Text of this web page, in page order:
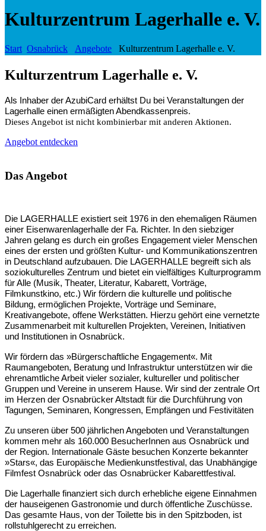
Kulturzentrum Lagerhalle e. V.
Start Osnabrück Angebote Kulturzentrum Lagerhalle e. V.
Kulturzentrum Lagerhalle e. V.
Als Inhaber der AzubiCard erhältst Du bei Veranstaltungen der
Lagerhalle einen ermäßigten Abendkassenpreis.
Dieses Angebot ist nicht kombinierbar mit anderen Aktionen.
Angebot entdecken
Das Angebot
Die LAGERHALLE existiert seit 1976 in den ehemaligen Räumen
einer Eisenwarenlagerhalle der Fa. Richter. In den siebziger
Jahren gelang es durch ein großes Engagement vieler Menschen
eines der ersten und größten Kultur- und Kommunikationszentren
in Deutschland aufzubauen. Die LAGERHALLE begreift sich als
soziokulturelles Zentrum und bietet ein vielfältiges Kulturprogramm
für Alle (Musik, Theater, Literatur, Kabarett, Vorträge,
Filmkunstkino, etc.) Wir fördern die kulturelle und politische
Bildung, ermöglichen Projekte, Vorträge und Seminare,
Kreativangebote, offene Werkstätten. Hierzu gehört eine vernetzte
Zusammenarbeit mit kulturellen Projekten, Vereinen, Initiativen
und Institutionen in Osnabrück.
Wir fördern das »Bürgerschaftliche Engagement«. Mit
Raumangeboten, Beratung und Infrastruktur unterstützen wir die
ehrenamtliche Arbeit vieler sozialer, kultureller und politischer
Gruppen und Vereine in unserem Hause. Wir sind der zentrale Ort
im Herzen der Osnabrücker Altstadt für die Durchführung von
Tagungen, Seminaren, Kongressen, Empfängen und Festivitäten
Zu unseren über 500 jährlichen Angeboten und Veranstaltungen
kommen mehr als 160.000 BesucherInnen aus Osnabrück und
der Region.
Internationale Gäste besuchen Konzerte bekannter
»Stars«, das Europäische Medienkunstfestival, das Unabhängige
Filmfest Osnabrück oder das Osnabrücker Kabarettfestival.
Die Lagerhalle finanziert sich durch erhebliche eigene Einnahmen
der hauseigenen Gastronomie und durch öffentliche Zuschüsse.
Das gesamte Haus, von der Toilette bis in den Spitzboden, ist
rollstuhlgerecht zu erreichen.